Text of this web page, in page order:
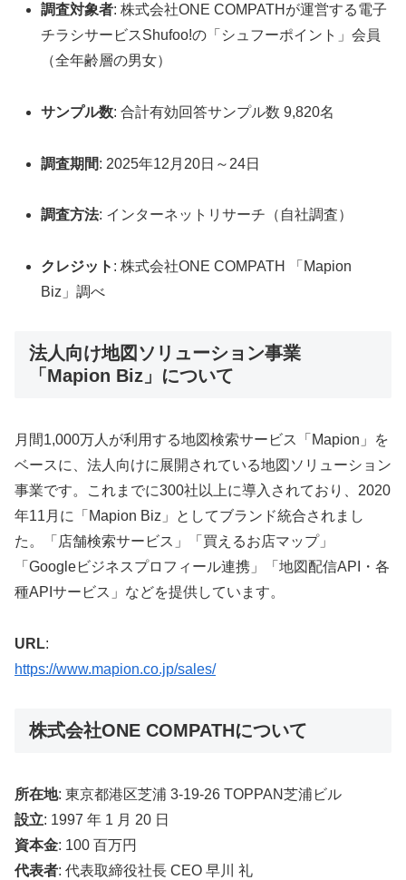
調査対象者: 株式会社ONE COMPATHが運営する電子
チラシサービスShufoo!の「シュフーポイント」会員
（全年齢層の男女）
サンプル数: 合計有効回答サンプル数 9,820名
調査期間: 2025年12月20日～24日
調査方法: インターネットリサーチ（自社調査）
クレジット : 株式会社ONE COMPATH 「Mapion
Biz」調べ
法人向け地図ソリューション事業
「Mapion Biz」について
月間1,000万人が利用する地図検索サービス「Mapion」を
ベースに、法人向けに展開されている地図ソリューション
事業です。これまでに300社以上に導入されており、2020
年11月に「Mapion Biz」としてブランド統合されまし
た。「店舗検索サービス」「買えるお店マップ」
「Googleビジネスプロフィール連携」「地図配信API・各
種APIサービス」などを提供しています。
URL:
https://www.mapion.co.jp/sales/
株式会社ONE COMPATHについて
所在地: 東京都港区芝浦 3-19-26 TOPPAN芝浦ビル
設立: 1997 年 1 月 20 日
資本金: 100 百万円
代表者: 代表取締役社長 CEO 早川 礼